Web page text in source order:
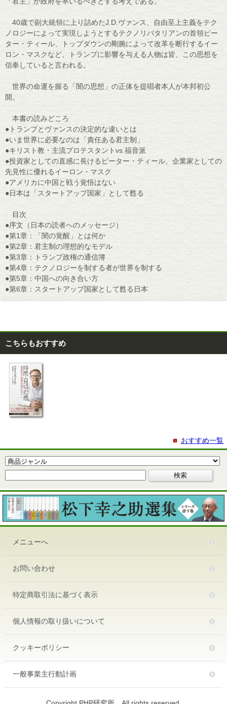
40歳で副大統領に上り詰めたJ.D.ヴァンス、自由至上主義をテク
ノロジーによって実現しようとするテクノリバタリアンの首領ピー
ター・ティール、トップダウンの剛腕によって改革を断行するイー
ロン・マスクなど、トランプに影響を与える人物は皆、この思想を
信奉していると言われる。
世界の命運を握る「闇の思想」の正体を提唱者本人が本邦初公
開。
本書の読みどころ
●トランプとヴァンスの決定的な違いとは
●いま世界に必要なのは「責任ある君主制」
●キリスト教・主流プロテスタントvs.福音派
●投資家としての直感に長けるピーター・ティール、企業家としての
先見性に優れるイーロン・マスク
●アメリカに中国と戦う覚悟はない
●日本は「スタートアップ国家」として甦る
目次
●序文（日本の読者へのメッセージ）
●第1章：「闇の覚醒」とは何か
●第2章：君主制の理想的なモデル
●第3章：トランプ政権の通信簿
●第4章：テクノロジーを制する者が世界を制する
●第5章：中国への向き合い方
●第6章：スタートアップ国家として甦る日本
こちらもおすすめ
おすすめ一覧
メニューへ
お問い合わせ
特定商取引法に基づく表示
個人情報の取り扱いについて
クッキーポリシー
一般事業主行動計画